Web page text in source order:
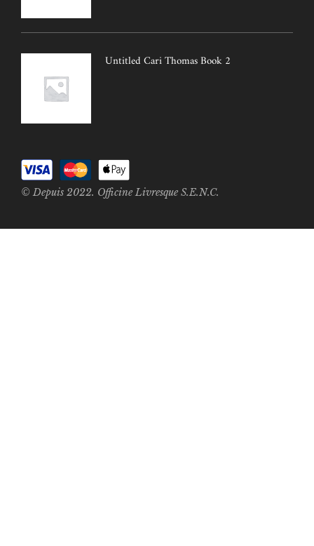
Untitled Cari Thomas Book 2
© Depuis 2022. Officine Livresque S.E.N.C.